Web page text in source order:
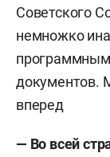
Советского
немножко
программным
документов.
вперед
— Во всей